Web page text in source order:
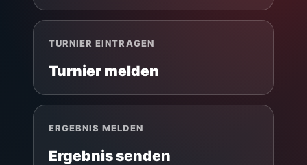
TURNIER EINTRAGEN
Turnier melden
ERGEBNIS MELDEN
Ergebnis senden